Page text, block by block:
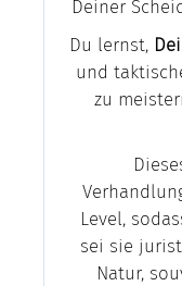
Deiner
Du lernst,
und
zu
Level,
sei sie
Natur,